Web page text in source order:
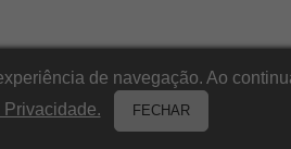
de navegação. Ao
Privacidade.
FECHAR